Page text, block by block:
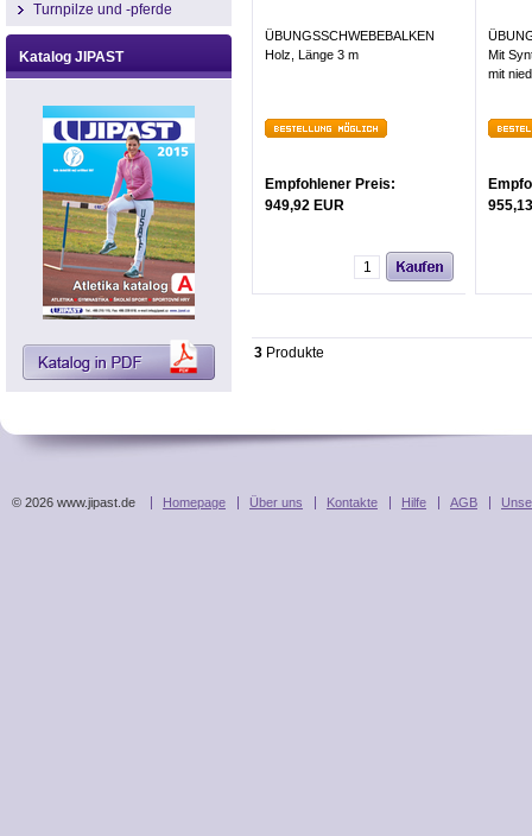
ÜBUNGSSCHWEBEBALKEN
Holz, Länge 3 m
Empfohlener Preis:
949,92 EUR
Mit
mit
3 Produkte
Turnpilze und -pferde
Katalog JIPAST
Homepage Über uns Kontakte Hilfe AGB
© 2026 www.jipast.de